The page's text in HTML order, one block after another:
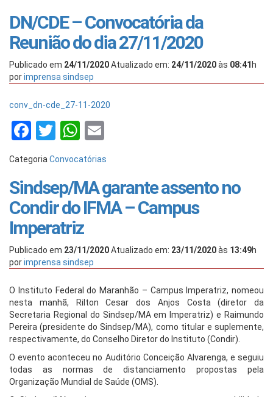
DN/CDE – Convocatória da
Reunião do dia 27/11/2020
Publicado em 24/11/2020Atualizado em: 24/11/2020às 08:41 h
porimprensa sindsep
conv_dn-cde_27-11-2020
Facebook
TwitterWhatsApp
Categoria Convocatórias
Sindsep/MA garante assento no
Condir do IFMA – Campus
Imperatriz
Publicado em 23/11/2020Atualizado em: 23/11/2020às 13:49h
porimprensa sindsep
O Instituto Federal do Maranhão – Campus Imperatriz, nomeou
nesta manhã, Rilton Cesar dos Anjos Costa (diretor da
Secretaria Regional do Sindsep/MA em Imperatriz) e Raimundo
Pereira (presidente do Sindsep/MA), como titular e suplemente,
respectivamente, do Conselho Diretor do Instituto (Condir).
O evento aconteceu no Auditório Conceição Alvarenga, e seguiu
todas as normas de distanciamento propostas pela
Organização Mundial de Saúde (OMS).